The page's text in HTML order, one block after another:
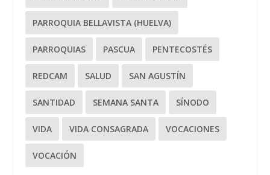
PARROQUIA BELLAVISTA (HUELVA)
PARROQUIAS PASCUA PENTECOSTÉS
REDCAM SALUD SAN AGUSTÍN
SANTIDAD SEMANA SANTA SÍNODO
VIDA VIDA CONSAGRADA VOCACIONES
VOCACIÓN